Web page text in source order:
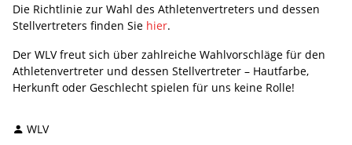
Die Richtlinie zur Wahl des Athletenvertreters und dessen
Stellvertreters finden Sie hier.
Der WLV freut sich über zahlreiche Wahlvorschläge für den
Athletenvertreter und dessen Stellvertreter – Hautfarbe,
Herkunft oder Geschlecht spielen für uns keine Rolle!
WLV